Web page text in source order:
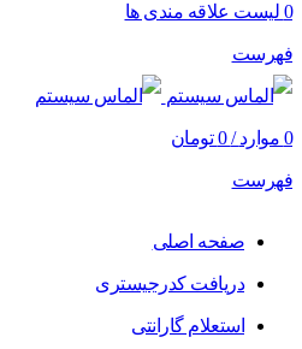
0 لیست علاقه مندی ها
فهرست
0 موارد /
0 تومان
فهرست
صفحه اصلی
دریافت کدرجیستری
استعلام گارانتی